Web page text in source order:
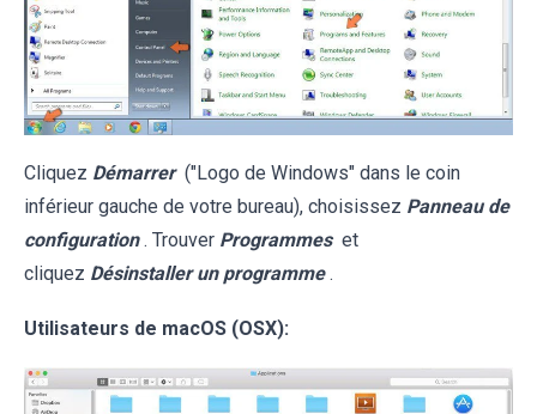
Cliquez Démarrer ("Logo de Windows" dans le coin
inférieur gauche de votre bureau), choisissez Panneau de
configuration . Trouver Programmes et
cliquez Désinstaller un programme .
Utilisateurs de macOS (OSX):